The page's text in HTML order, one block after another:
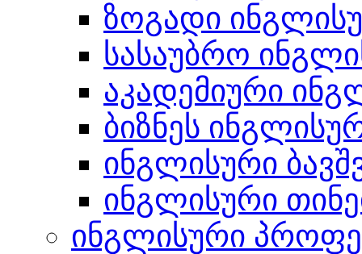
ზოგადი
სასაუბრო
აკადემიური
ბიზნეს
ინგლისური
ინგლისური
ინგლისური